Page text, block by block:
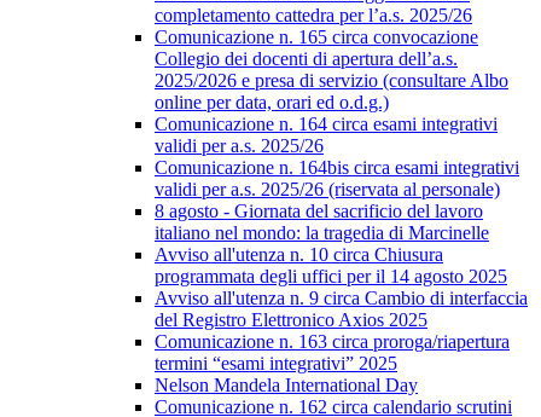
completamento cattedra per l’a.s. 2025/26
Comunicazione n. 165 circa convocazione
Collegio dei docenti di apertura dell’a.s.
2025/2026 e presa di servizio (consultare Albo
online per data, orari ed o.d.g.)
Comunicazione n. 164 circa esami integrativi
validi per a.s. 2025/26
Comunicazione n. 164bis circa esami integrativi
validi per a.s. 2025/26 (riservata al personale)
8 agosto - Giornata del sacrificio del lavoro
italiano nel mondo: la tragedia di Marcinelle
Avviso all'utenza n. 10 circa Chiusura
programmata degli uffici per il 14 agosto 2025
Avviso all'utenza n. 9 circa Cambio di interfaccia
del Registro Elettronico Axios 2025
Comunicazione n. 163 circa proroga/riapertura
termini “esami integrativi” 2025
Nelson Mandela International Day
Comunicazione n. 162 circa calendario scrutini